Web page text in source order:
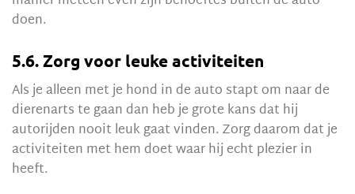
doen.
5.6. Zorg voor leuke activiteiten
Als je alleen met je hond in de auto stapt om naar de
dierenarts te gaan dan heb je grote kans dat hij
autorijden nooit leuk gaat vinden. Zorg daarom dat je
activiteiten met hem doet waar hij echt plezier in
heeft.